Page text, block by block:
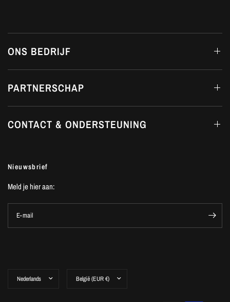
ONS BEDRIJF
PARTNERSCHAP
CONTACT & ONDERSTEUNING
Nieuwsbrief
Meld je hier aan:
E-mail